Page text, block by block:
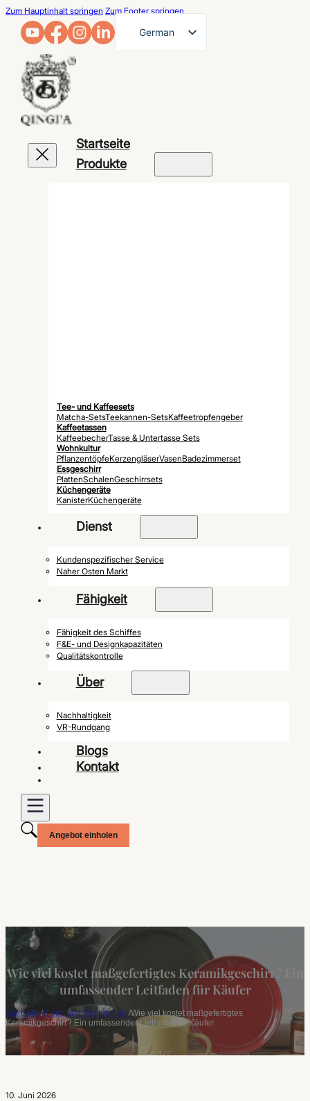
Zum Hauptinhalt springen Zum Footer springen
German
Startseite
Produkte
Tee- und Kaffeesets
Matcha-SetsTeekannen-SetsKaffeetropfengeber
Kaffeetassen
KaffeebecherTasse & Untertasse Sets
Wohnkultur
PflanzentöpfeKerzengläserVasenBadezimmerset
Essgeschirr
PlattenSchalenGeschirrsets
Küchengeräte
KanisterKüchengeräte
Dienst
Kundenspezifischer Service
Naher Osten Markt
Fähigkeit
Fähigkeit des Schiffes
F&E- und Designkapazitäten
Qualitätskontrolle
Über
Nachhaltigkeit
VR-Rundgang
Blogs
Kontakt
Angebot einholen
Wie viel kostet maßgefertigtes Keramikgeschirr? Ein
umfassender Leitfaden für Käufer
Startseite/Blogs und Nachrichten/Wie viel kostet maßgefertigtes
Keramikgeschirr? Ein umfassender Leitfaden für Käufer
10. Juni 2026